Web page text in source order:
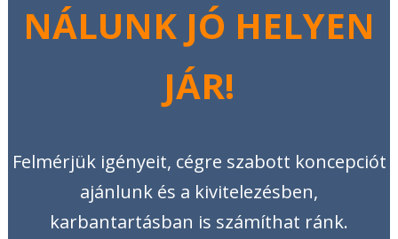
NÁLUNK JÓ HELYEN
JÁR!
Felmérjük igényeit, cégre szabott koncepciót
ajánlunk és a kivitelezésben,
karbantartásban is számíthat ránk.